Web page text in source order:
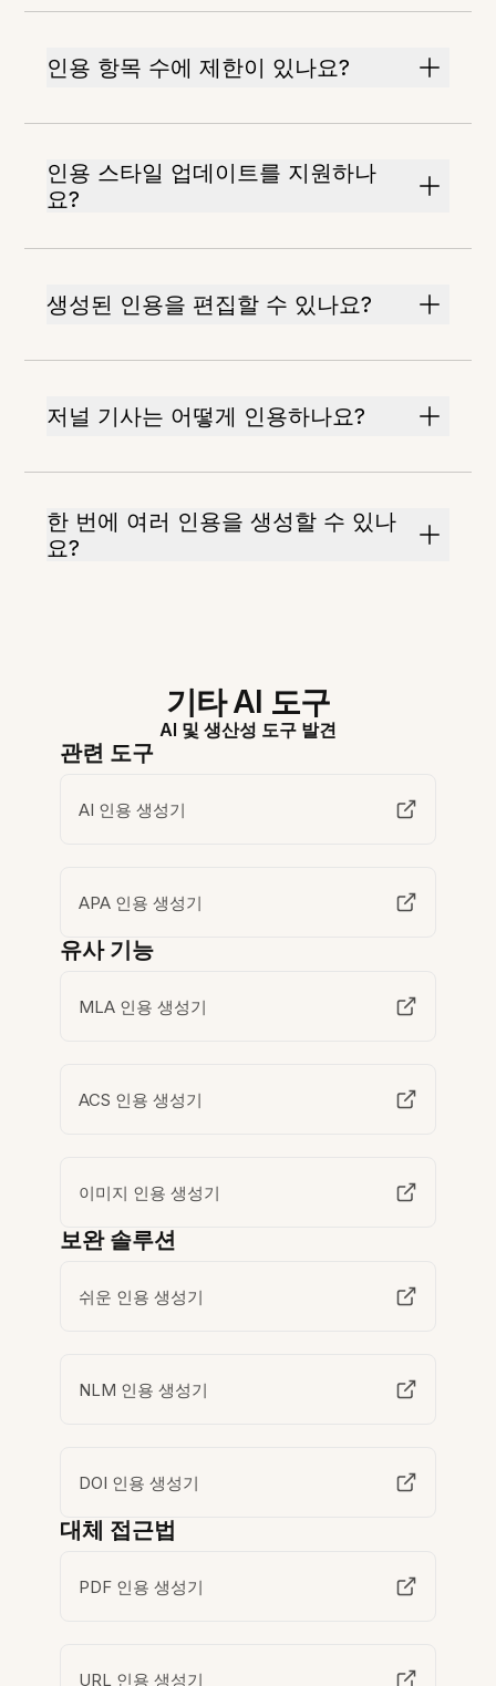
인용 항목 수에 제한이 있나요?
인용 스타일 업데이트를 지원하나
요?
생성된 인용을 편집할 수 있나요?
저널 기사는 어떻게 인용하나요?
한 번에 여러 인용을 생성할 수 있나
요?
기타 AI 도구
AI 및 생산성 도구 발견
관련 도구
AI 인용 생성기
APA 인용 생성기
유사 기능
MLA 인용 생성기
ACS 인용 생성기
이미지 인용 생성기
보완 솔루션
쉬운 인용 생성기
NLM 인용 생성기
DOI 인용 생성기
대체 접근법
PDF 인용 생성기
URL 인용 생성기